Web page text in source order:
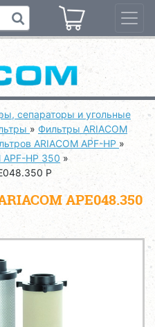
сепараторы и угольные
» Фильтры ARIACOM
ARIACOM APF-HP »
HP 350 »
P
APE048.350